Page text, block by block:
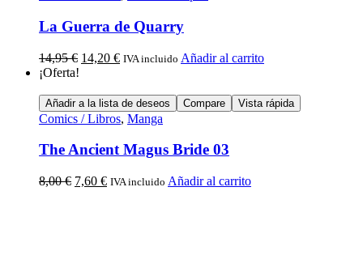
La Guerra de Quarry
14,95€ 14,20 € IVA incluido Añadir al carrito
¡Oferta!
Añadir a la lista de deseos Compare Vista rápida
Comics / Libros, Manga
The Ancient Magus Bride 03
8,00€ 7,60 € IVA incluido Añadir al carrito